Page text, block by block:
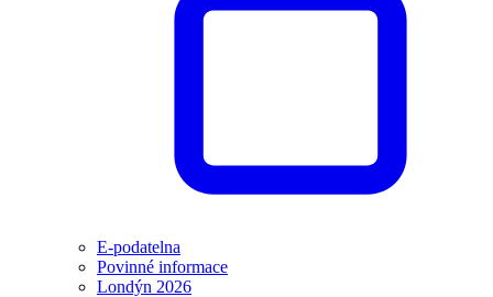
E-podatelna
Povinné informace
Londýn 2026